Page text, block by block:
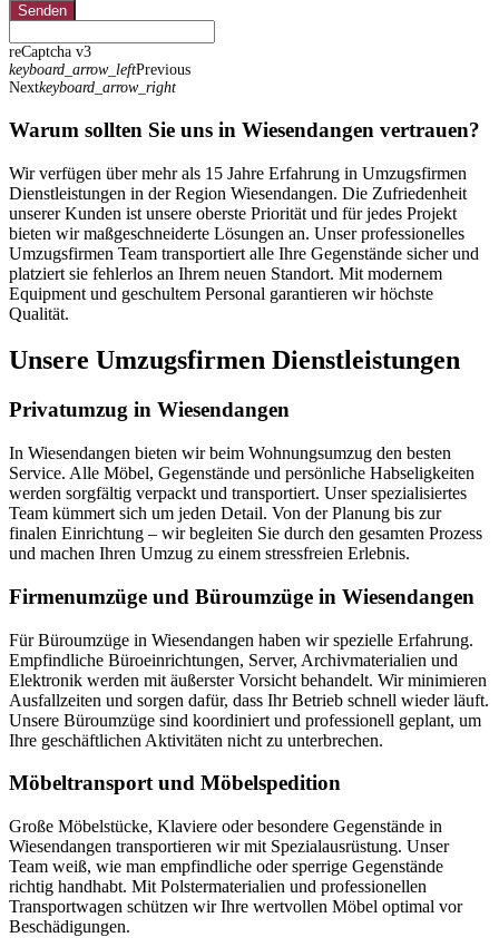
Senden
reCaptcha v3
keyboard_arrow_leftPrevious
Nextkeyboard_arrow_right
Warum sollten Sie uns in Wiesendangen vertrauen?
Wir verfügen über mehr als 15 Jahre Erfahrung in Umzugsfirmen
Dienstleistungen in der Region Wiesendangen. Die Zufriedenheit
unserer Kunden ist unsere oberste Priorität und für jedes Projekt
bieten wir maßgeschneiderte Lösungen an. Unser professionelles
Umzugsfirmen Team transportiert alle Ihre Gegenstände sicher und
platziert sie fehlerlos an Ihrem neuen Standort. Mit modernem
Equipment und geschultem Personal garantieren wir höchste
Qualität.
Unsere Umzugsfirmen Dienstleistungen
Privatumzug in Wiesendangen
In Wiesendangen bieten wir beim Wohnungsumzug den besten
Service. Alle Möbel, Gegenstände und persönliche Habseligkeiten
werden sorgfältig verpackt und transportiert. Unser spezialisiertes
Team kümmert sich um jeden Detail. Von der Planung bis zur
finalen Einrichtung – wir begleiten Sie durch den gesamten Prozess
und machen Ihren Umzug zu einem stressfreien Erlebnis.
Firmenumzüge und Büroumzüge in Wiesendangen
Für Büroumzüge in Wiesendangen haben wir spezielle Erfahrung.
Empfindliche Büroeinrichtungen, Server, Archivmaterialien und
Elektronik werden mit äußerster Vorsicht behandelt. Wir minimieren
Ausfallzeiten und sorgen dafür, dass Ihr Betrieb schnell wieder läuft.
Unsere Büroumzüge sind koordiniert und professionell geplant, um
Ihre geschäftlichen Aktivitäten nicht zu unterbrechen.
Möbeltransport und Möbelspedition
Große Möbelstücke, Klaviere oder besondere Gegenstände in
Wiesendangen transportieren wir mit Spezialausrüstung. Unser
Team weiß, wie man empfindliche oder sperrige Gegenstände
richtig handhabt. Mit Polstermaterialien und professionellen
Transportwagen schützen wir Ihre wertvollen Möbel optimal vor
Beschädigungen.